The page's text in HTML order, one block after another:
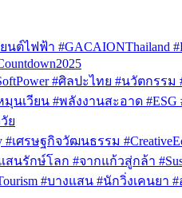
ต์ไฟฟ้า #GACAIONThailand
#ศิลปะไทย #นวัตกรร
เวียน #พลังงานสะอาด #ESG
ย
#เศรษฐกิจวัฒนธรรม
นรักษ์โลก #จากแก้วสู่กล้า
#บางแสน #นักวิ่งเคน